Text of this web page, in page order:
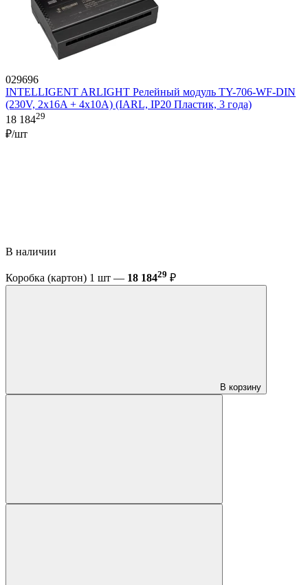
029696
INTELLIGENT ARLIGHT Релейный модуль TY-706-WF-DIN
(230V, 2х16A + 4х10А) (IARL, IP20 Пластик, 3 года)
18 18429
₽/шт
В наличии
Коробка (картон) 1 шт — 18 18429 ₽
В корзину